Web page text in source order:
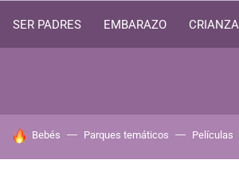
SER PADRES EMBARAZO CRIANZA
HOY SE HABLA DE
Bebés Parques temáticos Películas